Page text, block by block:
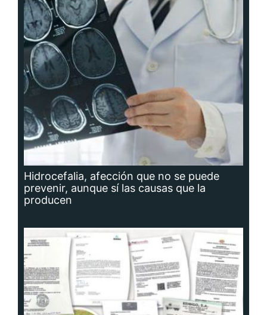
Hidrocefalia, afección que no se puede
prevenir, aunque sí las causas que la
producen